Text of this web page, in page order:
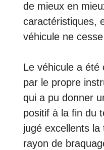
de mieux en
caractéristiques,
véhicule ne
Le véhicule a été
par le propre
qui a pu donner
positif à la fin du
jugé excellents
rayon de